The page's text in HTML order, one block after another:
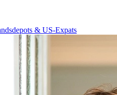
& US-Expats